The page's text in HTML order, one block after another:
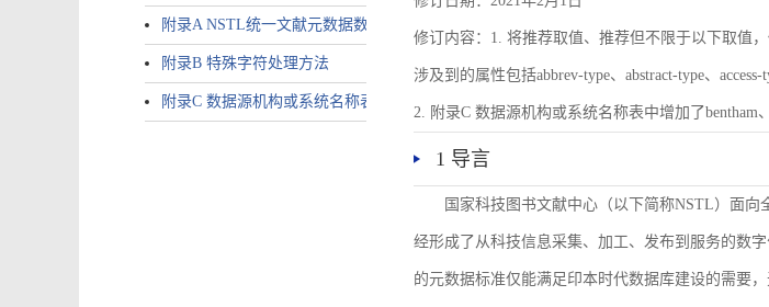
附录A NSTL统一文献元数据数据唯一标识符规则
附录B 特殊字符处理方法
附录C 数据源机构或系统名称表
修订内容：1. 将推荐取值、推荐但不限于以下取值
涉及到的属性包括abbrev-type、abstract-type、access-
2. 附录C 数据源机构或系统名称表中增加了bentham、
1 导言
国家科技图书文献中心（以下简称NSTL）面
经形成了从科技信息采集、加工、发布到服务的数
的元数据标准仅能满足印本时代数据库建设的需要